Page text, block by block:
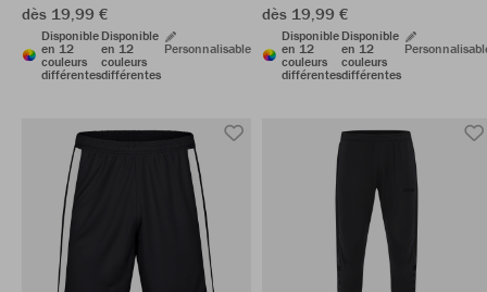
dès 19,99 €
Disponible
en 12
couleurs
différentes
Disponible
en 12
couleurs
différentes
Personnalisable
dès 19,99 €
Disponible
en 12
couleurs
différentes
Disponible
en 12
couleurs
différentes